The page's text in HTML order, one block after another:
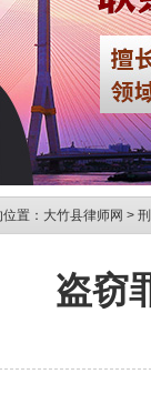
置： 大竹县律师网 >
盗窃